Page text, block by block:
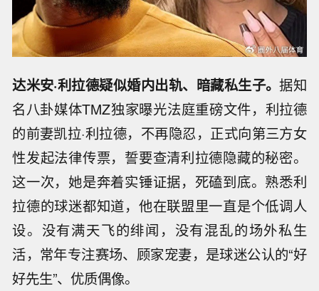
达米安·利拉德疑似婚内出轨、暗藏私生子。据知
名八卦媒体TMZ独家曝光法庭重磅文件，利拉德
的前妻凯拉·利拉德，不再隐忍，正式向第三方女
性发起法律传票，誓要查清利拉德隐藏的秘密。
这一次，她是奔着实锤证据，死磕到底。熟悉利
拉德的球迷都知道，他在联盟里一直是个低调人
设。没有满天飞的绯闻，没有混乱的场外私生
活，常年专注赛场、顾家宠妻，是球迷公认的“好
好先生”、优质偶像。